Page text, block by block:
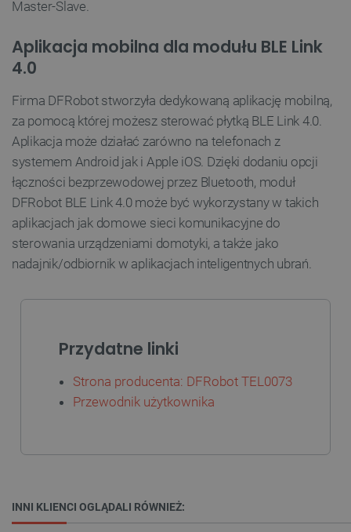
Master-Slave.
Aplikacja mobilna dla modułu BLE Link
4.0
Firma DFRobot stworzyła dedykowaną aplikację mobilną,
za pomocą której możesz sterować płytką BLE Link 4.0.
Aplikacja może działać zarówno na telefonach z
systemem Android jak i Apple iOS. Dzięki dodaniu opcji
łączności bezprzewodowej przez Bluetooth, moduł
DFRobot BLE Link 4.0 może być wykorzystany w takich
aplikacjach jak domowe sieci komunikacyjne do
sterowania urządzeniami domotyki, a także jako
nadajnik/odbiornik w aplikacjach inteligentnych ubrań.
Przydatne linki
Strona producenta: DFRobot TEL0073
Przewodnik użytkownika
INNI KLIENCI OGLĄDALI RÓWNIEŻ:
Niezbędne Wydajność Targetowanie
Funkcjonalność
Niezbędne pliki cookie umożliwiają korzystanie z
podstawowych funkcji strony internetowej, takich
jak logowanie użytkownika i zarządzanie kontem.
Bez niezbędnych plików cookie nie można
prawidłowo korzystać ze strony internetowej.
Nazwa
Provider /
_lb